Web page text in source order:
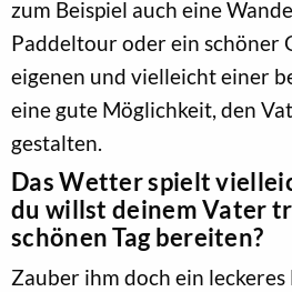
zum Beispiel auch eine
Paddeltour oder ein schöner
eigenen und vielleicht einer
eine gute Möglichkeit, den
gestalten.
Das Wetter spielt
du willst deinem Vater
schönen Tag bereiten?
Zauber ihm doch ein